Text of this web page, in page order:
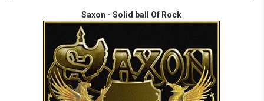
Saxon - Solid ball Of Rock